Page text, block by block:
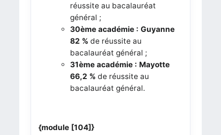
réussite au bacalauréat
général ;
30ème académie : Guyanne
82 % de réussite au
bacalauréat général ;
31ème académie : Mayotte
66,2 % de réussite au
bacalauréat général.
{module [104]}